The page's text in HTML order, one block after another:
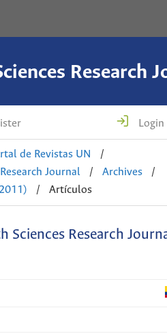
Research
Login
de Revistas UN
/
Journal
/ Archives
/
/ Artículos
Sciences Research